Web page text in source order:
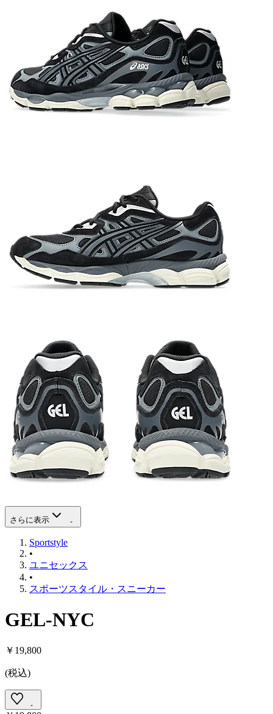
さらに表示
Sportstyle
•
ユニセックス
•
スポーツスタイル・スニーカー
GEL-NYC
￥19,800
(税込)